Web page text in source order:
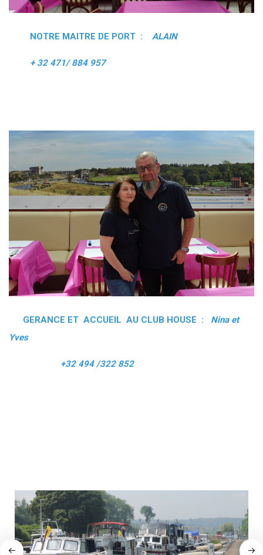
NOTRE MAITRE DE PORT : ALAIN
+ 32 471/ 884 957
GERANCE ET ACCUEIL AU CLUB HOUSE :
Nina et
Yves
+32 494 /322 852